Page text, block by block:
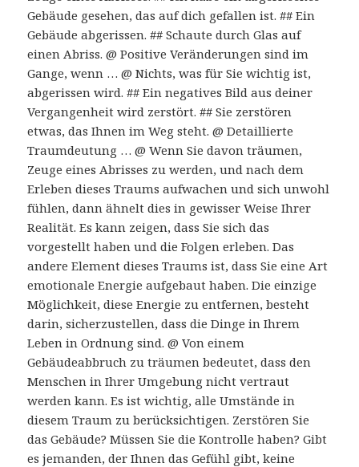
Gebäude gesehen, das auf dich gefallen ist. ## Ein
Gebäude abgerissen. ## Schaute durch Glas auf
einen Abriss. @ Positive Veränderungen sind im
Gange, wenn … @ Nichts, was für Sie wichtig ist,
abgerissen wird. ## Ein negatives Bild aus deiner
Vergangenheit wird zerstört. ## Sie zerstören
etwas, das Ihnen im Weg steht. @ Detaillierte
Traumdeutung … @ Wenn Sie davon träumen,
Zeuge eines Abrisses zu werden, und nach dem
Erleben dieses Traums aufwachen und sich unwohl
fühlen, dann ähnelt dies in gewisser Weise Ihrer
Realität. Es kann zeigen, dass Sie sich das
vorgestellt haben und die Folgen erleben. Das
andere Element dieses Traums ist, dass Sie eine Art
emotionale Energie aufgebaut haben. Die einzige
Möglichkeit, diese Energie zu entfernen, besteht
darin, sicherzustellen, dass die Dinge in Ihrem
Leben in Ordnung sind. @ Von einem
Gebäudeabbruch zu träumen bedeutet, dass den
Menschen in Ihrer Umgebung nicht vertraut
werden kann. Es ist wichtig, alle Umstände in
diesem Traum zu berücksichtigen. Zerstören Sie
das Gebäude? Müssen Sie die Kontrolle haben? Gibt
es jemanden, der Ihnen das Gefühl gibt, keine